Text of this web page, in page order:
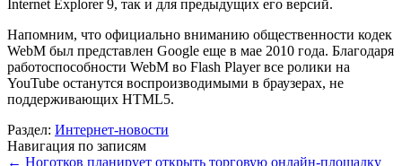
Internet Explorer 9, так и для предыдущих его версий.
Напомним, что официально вниманию общественности кодек
WebM был представлен Google еще в мае 2010 года. Благодаря
работоспособности WebM во Flash Player все ролики на
YouTube останутся воспроизводимыми в браузерах, не
поддерживающих HTML5.
Раздел: Интернет-новости
Навигация по записям
← Ноготков планирует открыть торговую онлайн-площадку